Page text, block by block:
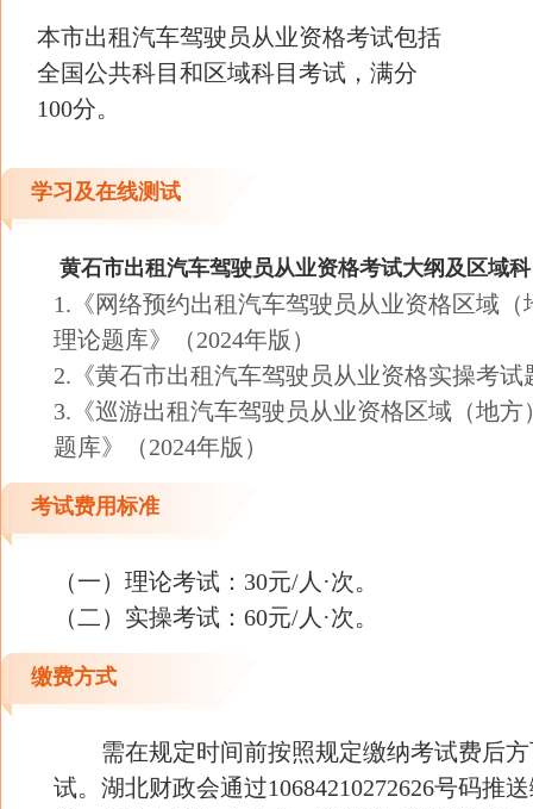
本市出租汽车驾驶员从业资格考试包括
全国公共科目和区域科目考试，满分
100分。
学习及在线测试
黄石市出租汽车驾驶员从业资格考试大纲及区域
1.《网络预约出租汽车驾驶员从业资格区域（
理论题库》（2024年版）
2.《黄石市出租汽车驾驶员从业资格实操考试
3.《巡游出租汽车驾驶员从业资格区域（地方
题库》（2024年版）
考试费用标准
（一）理论考试：30元/人·次。
（二）实操考试：60元/人·次。
缴费方式
需在规定时间前按照规定缴纳考试费后方
试。湖北财政会通过10684210272626号码推